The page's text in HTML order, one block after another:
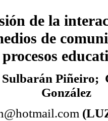
de la
de
procesos
Piñeiro;
González